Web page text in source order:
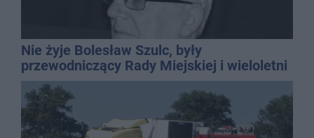
Nie żyje Bolesław Szulc, były
przewodniczący Rady Miejskiej i wieloletni
dyrektor SP 14